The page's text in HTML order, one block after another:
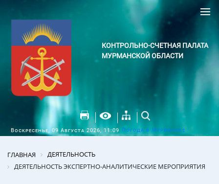
КОНТРОЛЬНО-СЧЕТНАЯ ПАЛАТА
МУРМАНСКОЙ ОБЛАСТИ
Воскресенье, 09 Августа 2026, 11:09 Погода в Мурманске
ГЛАВНАЯ
ДЕЯТЕЛЬНОСТЬ
ДЕЯТЕЛЬНОСТЬ ЭКСПЕРТНО-АНАЛИТИЧЕСКИЕ МЕРОПРИЯТИЯ